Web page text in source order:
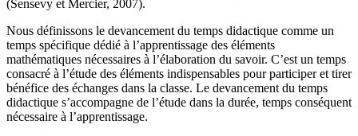
(Sensevy et Mercier, 2007).
Nous définissons le devancement du temps didactique comme un
temps spécifique dédié à l’apprentissage des éléments
mathématiques nécessaires à l’élaboration du savoir. C’est un temps
consacré à l’étude des éléments indispensables pour participer et tirer
bénéfice des échanges dans la classe. Le devancement du temps
didactique s’accompagne de l’étude dans la durée, temps conséquent
nécessaire à l’apprentissage.